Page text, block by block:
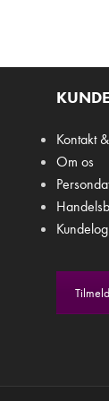
Kontakt
Om os